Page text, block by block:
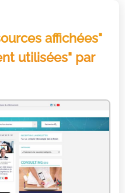
affichées"
utilisées" par